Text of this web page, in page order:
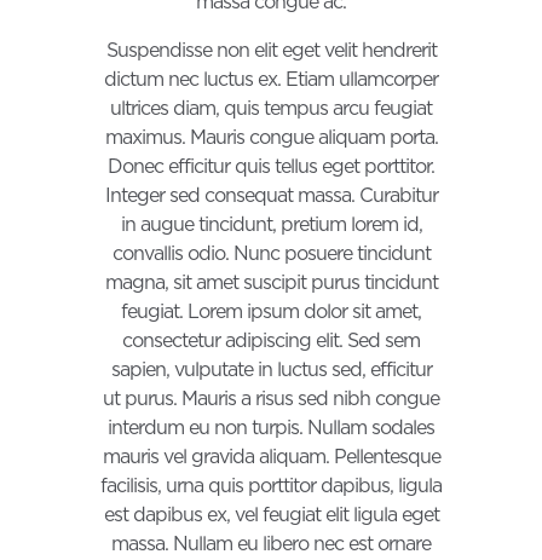
Suspendisse non elit eget velit hendrerit
dictum nec luctus ex. Etiam ullamcorper
ultrices diam, quis tempus arcu feugiat
maximus. Mauris congue aliquam porta.
Donec efficitur quis tellus eget porttitor.
Integer sed consequat massa. Curabitur
in augue tincidunt, pretium lorem id,
convallis odio. Nunc posuere tincidunt
magna, sit amet suscipit purus tincidunt
feugiat. Lorem ipsum dolor sit amet,
consectetur adipiscing elit. Sed sem
sapien, vulputate in luctus sed, efficitur
ut purus. Mauris a risus sed nibh congue
interdum eu non turpis. Nullam sodales
mauris vel gravida aliquam. Pellentesque
facilisis, urna quis porttitor dapibus, ligula
est dapibus ex, vel feugiat elit ligula eget
massa. Nullam eu libero nec est ornare